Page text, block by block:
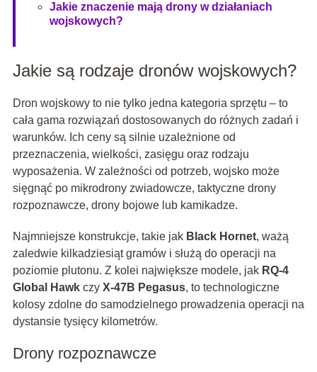
Jakie znaczenie mają drony w działaniach
wojskowych?
Jakie są rodzaje dronów wojskowych?
Dron wojskowy to nie tylko jedna kategoria sprzętu – to
cała gama rozwiązań dostosowanych do różnych zadań i
warunków. Ich ceny są silnie uzależnione od
przeznaczenia, wielkości, zasięgu oraz rodzaju
wyposażenia. W zależności od potrzeb, wojsko może
sięgnąć po mikrodrony zwiadowcze, taktyczne drony
rozpoznawcze, drony bojowe lub kamikadze.
Najmniejsze konstrukcje, takie jak Black Hornet, ważą
zaledwie kilkadziesiąt gramów i służą do operacji na
poziomie plutonu. Z kolei największe modele, jak RQ-4
Global Hawkczy X-47B Pegasus, to technologiczne
kolosy zdolne do samodzielnego prowadzenia operacji na
dystansie tysięcy kilometrów.
Drony rozpoznawcze